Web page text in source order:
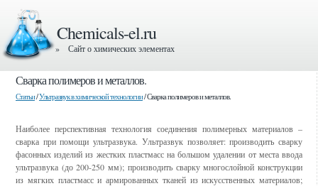
Chemicals-el.ru
» Сайт о химических элементах
Сварка полимеров и металлов.
Статьи/Ультразвук в химической технологии/ Сварка полимеров и металлов.
Наиболее перспективная технология соединения полимерных материалов –
сварка при помощи ультразвука. Ультразвук позволяет: производить сварку
фасонных изделий из жестких пластмасс на большом удалении от места ввода
ультразвука (до 200-250 мм); производить сварку многослойной конструкции
из мягких пластмасс и армированных тканей из искусственных материалов;